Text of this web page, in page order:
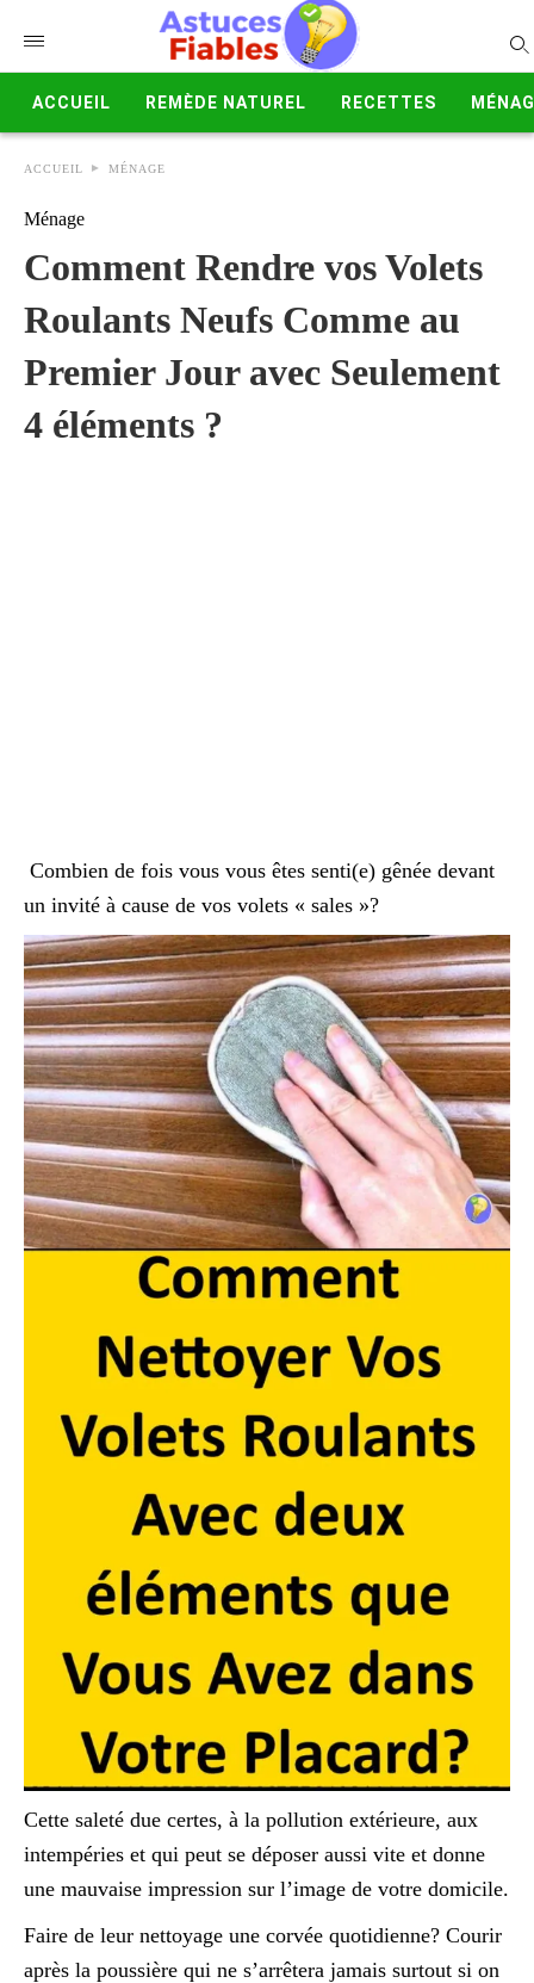
ACCUEIL REMÈDE NATUREL RECETTES
ACCUEIL MÉNAGE
Ménage
Comment Rendre vos Volets
Roulants Neufs Comme au
Premier Jour avec Seulement
4 éléments ?
Combien de fois vous vous êtes senti(e) gênée devant
un invité à cause de vos volets « sales »?
Cette saleté due certes, à la pollution extérieure, aux
intempéries et qui peut se déposer aussi vite et donne
une mauvaise impression sur l’image de votre domicile.
Faire de leur nettoyage une corvée quotidienne? Courir
après la poussière qui ne s’arrêtera jamais surtout si on